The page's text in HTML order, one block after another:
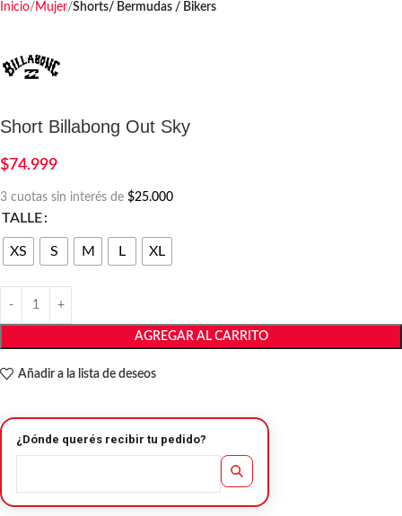
Inicio Mujer Shorts/ Bermudas / Bikers
Short Billabong Out Sky
$74.999
3 cuotas sin interés de $25.000
TALLE
XS S M L XL
AGREGAR AL CARRITO
Añadir a la lista de deseos
¿Dónde querés recibir tu pedido?